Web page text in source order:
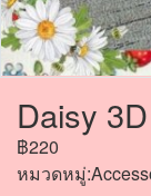
Daisy
฿220
หมวดหมู่: